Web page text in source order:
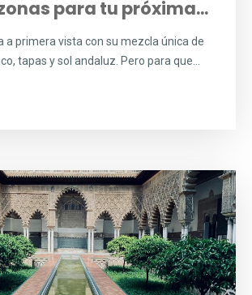
para tu próxima...
a primera vista con su mezcla única de
tapas y sol andaluz. Pero para que...